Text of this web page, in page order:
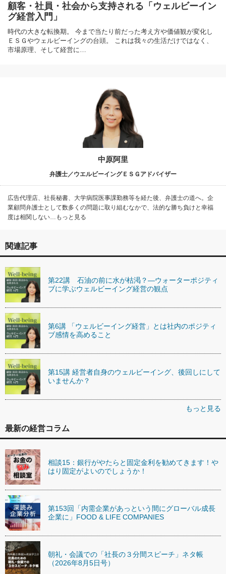
顧客・社員・社会から支持される「ウェルビーイン
グ経営入門」
時代の大きな転換期。 今まで当たり前だった考え方や価値観が変化し
ＥＳＧやウェルビーイングの台頭。 これは我々の生活だけではなく、
市場原理、そして経営に…
中原阿里
弁護士／ウエルビーイングＥＳＧアドバイザー
広告代理店、社長秘書、大学病院医事課勤務等を経た後、弁護士の道へ。企
業顧問弁護士として数多くの問題に取り組むなかで、法的な勝ち負けと幸福
度は相関しない…もっと見る
関連記事
第22講 石油の前に水が枯渇？―ウォーターポジティ
ブに学ぶウェルビーイング経営の観点
第6講 「ウェルビーイング経営」とは社内のポジティ
ブ感情を高めること
第15講 経営者自身のウェルビーイング、後回しにして
いませんか？
もっと見る
最新の経営コラム
相談15：銀行がやたらと固定金利を勧めてきます！や
はり固定がよいのでしょうか！
第153回「内需企業があっという間にグローバル成長
企業に」FOOD & LIFE COMPANIES
朝礼・会議での「社長の３分間スピーチ」ネタ帳
（2026年8月5日号）